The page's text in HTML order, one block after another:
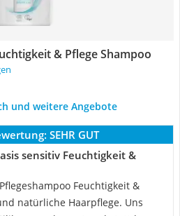
& Pflege Shampoo
und weitere Angebote
SEHR GUT
sensitiv Feuchtigkeit &
Feuchtigkeit &
natürliche Haarpflege. Uns